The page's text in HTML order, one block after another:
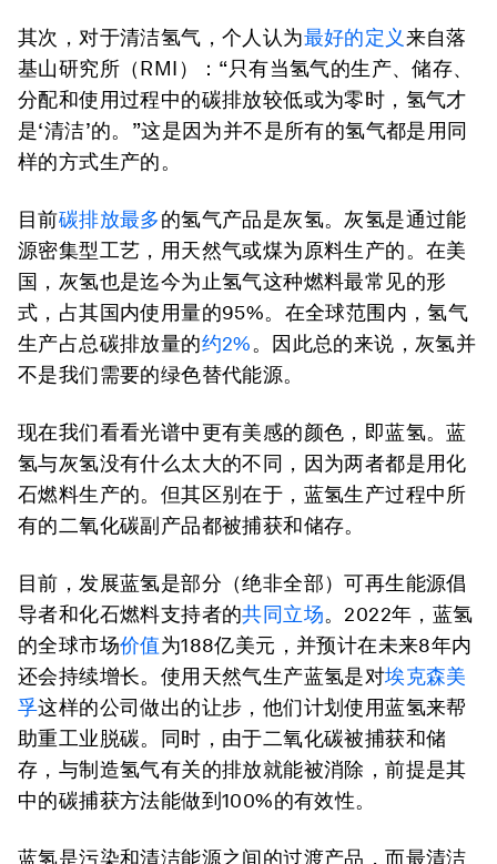
其次，对于清洁氢气，个人认为最好的定义来自落
基山研究所（RMI）：“只有当氢气的生产、储存、
分配和使用过程中的碳排放较低或为零时，氢气才
是‘清洁’的。”这是因为并不是所有的氢气都是用同
样的方式生产的。
目前碳排放最多的氢气产品是灰氢。灰氢是通过能
源密集型工艺，用天然气或煤为原料生产的。在美
国，灰氢也是迄今为止氢气这种燃料最常见的形
式，占其国内使用量的95%。在全球范围内，氢气
生产占总碳排放量的约2%。因此总的来说，灰氢并
不是我们需要的绿色替代能源。
现在我们看看光谱中更有美感的颜色，即蓝氢。蓝
氢与灰氢没有什么太大的不同，因为两者都是用化
石燃料生产的。但其区别在于，蓝氢生产过程中所
有的二氧化碳副产品都被捕获和储存。
目前，发展蓝氢是部分（绝非全部）可再生能源倡
导者和化石燃料支持者的共同立场。2022年，蓝氢
的全球市场价值为188亿美元，并预计在未来8年内
还会持续增长。使用天然气生产蓝氢是对埃克森美
孚这样的公司做出的让步，他们计划使用蓝氢来帮
助重工业脱碳。同时，由于二氧化碳被捕获和储
存，与制造氢气有关的排放就能被消除，前提是其
中的碳捕获方法能做到100%的有效性。
蓝氢是污染和清洁能源之间的过渡产品，而最清洁